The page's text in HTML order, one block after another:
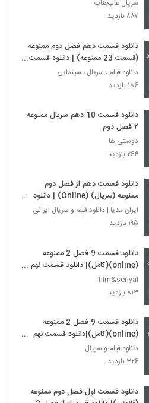
سریال عالیجناب
۸۸۷ بازدید
دانلود قسمت دهم فصل دوم ممنوعه
(قسمت 23 ممنوعه) | دانلود قسمت
10 فصل 2 سریال ممنوعه (online)
دانلود فیلم ، سریال ، سینمایی
۱۸۶ بازدید
دانلود قسمت 10 دهم سریال ممنوعه
۲ فصل دوم
دوستی ها
۲۶۴ بازدید
دانلود قسمت دهم از فصل دوم
ممنوعه (سریال) (Online) | دانلود
قسمت 23 سریال ممنوعه با لینک
مستقیم
ایران مدیا | دانلود فیلم و سریال ایرانی
۱۹۵ بازدید
دانلود قسمت 9 فصل 2 ممنوعه
(online)(کامل)| دانلود قسمت نهم
فصل دوم ممنوعه (قانونی)/ میهن
ویدئو
film&seriyal
۸۱۳ بازدید
دانلود قسمت 9 فصل 2 ممنوعه
(online)(کامل)|دانلود قسمت نهم
فصل دوم ممنوعه (قانونی)
دانلود فیلم و سریال
۳۲۶ بازدید
دانلود قسمت اول فصل دوم ممنوعه